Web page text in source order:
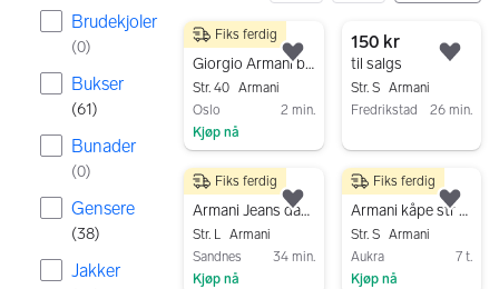
Brudekjoler
(0)
Bukser
(61)
Bunader
(0)
Gensere
(38)
Jakker
473 resultater
1 990 kr
Giorgio Armani bukse i silke/viskose – str. IT 40
Str. 40 Armani
Oslo
2 min.
Kjøp nå
Fiks ferdig
Legg til som favoritt.
150 kr
til salgs
Str. S Armani
Fredrikstad
26 min.
560 kr
Armani Jeans damejeans svart denim W30 L
Str. L Armani
Sandnes
34 min.
Kjøp nå
Fiks ferdig
Legg til som favoritt.
1 400 kr
Armani kåpe str 36/38
Str. S Armani
Aukra
7 t.
Kjøp nå
Fiks ferdig